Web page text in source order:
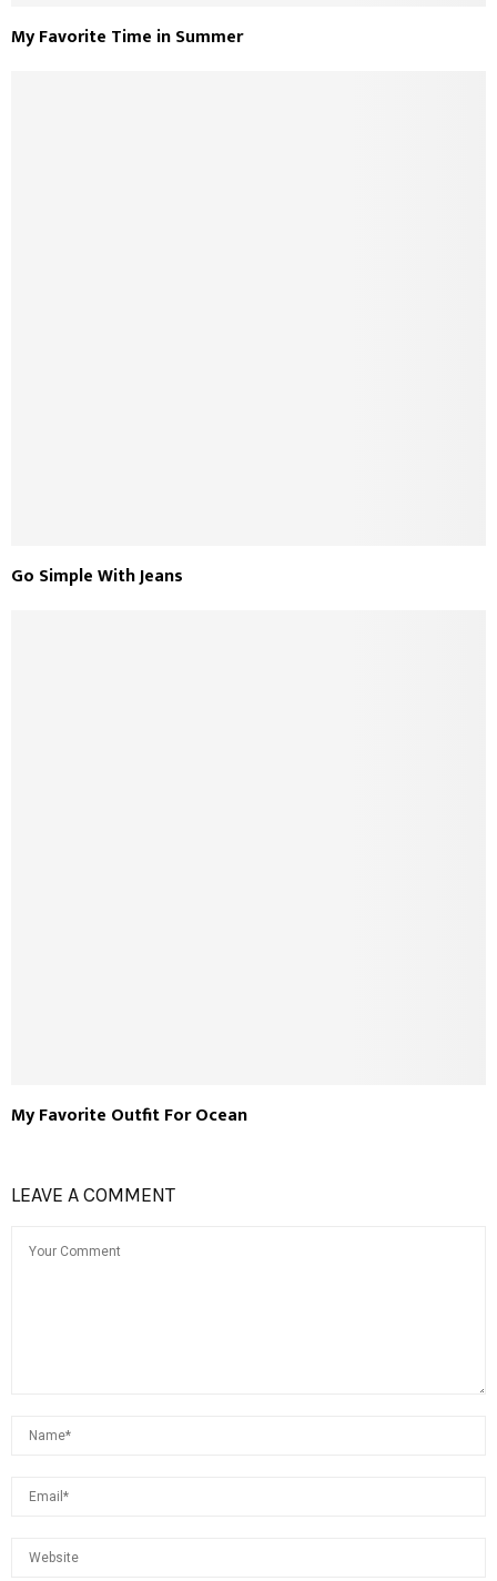
My Favorite Time in Summer
Go Simple With Jeans
My Favorite Outfit For Ocean
LEAVE A COMMENT